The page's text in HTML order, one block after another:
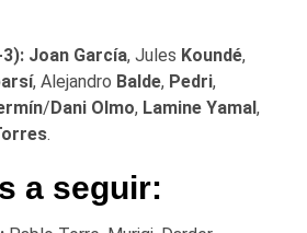
Joan García, Jules Koundé,
, Alejandro Balde, Pedri,
/Dani Olmo, Lamine Yamal,
.
a seguir: